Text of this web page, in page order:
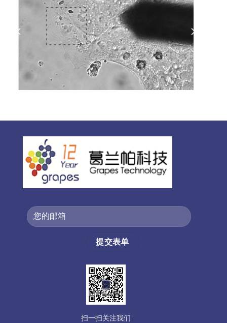
扫一扫关注我们